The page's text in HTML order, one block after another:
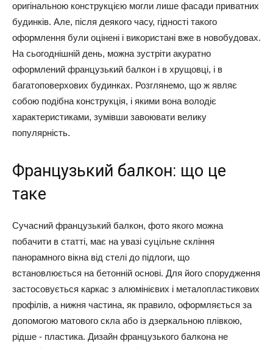
оригінальною конструкцією могли лише фасади приватних
будинків. Але, після деякого часу, гідності такого
оформлення були оцінені і використані вже в новобудовах.
На сьогоднішній день, можна зустріти акуратно
оформлений французький балкон і в хрущовці, і в
багатоповерхових будинках. Розглянемо, що ж являє
собою подібна конструкція, і якими вона володіє
характеристиками, зумівши завоювати велику
популярність.
Французький балкон: що це
таке
Сучасний французький балкон, фото якого можна
побачити в статті, має на увазі суцільне скління
панорамного вікна від стелі до підлоги, що
встановлюється на бетонній основі. Для його спорудження
застосовується каркас з алюмінієвих і металопластикових
профілів, а нижня частина, як правило, оформляється за
допомогою матового скла або із дзеркальною плівкою,
рідше - пластика. Дизайн французького балкона не